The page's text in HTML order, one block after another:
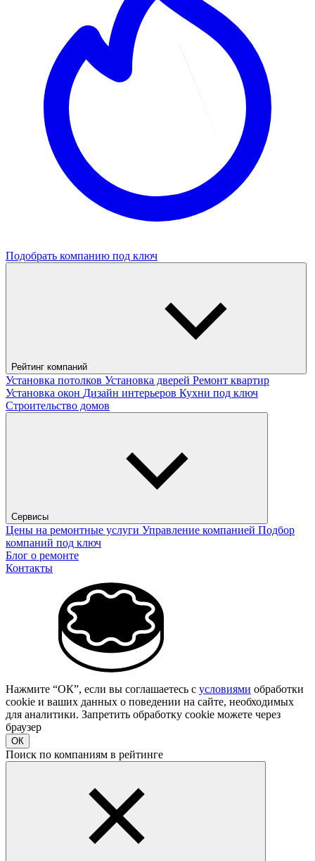
Подобрать компанию под ключ
Рейтинг компаний
Установка потолков Установка дверей Ремонт квартир
Установка окон Дизайн интерьеров Кухни под ключ
Строительство домов
Сервисы
Цены на ремонтные услуги Управление компанией Подбор
компаний под ключ
Блог о ремонте
Контакты
Нажмите “ОК”, если вы соглашаетесь с условиями обработки
cookie и ваших данных о поведении на сайте, необходимых
для аналитики. Запретить обработку cookie можете через
браузер
ОК
Поиск по компаниям в рейтинге